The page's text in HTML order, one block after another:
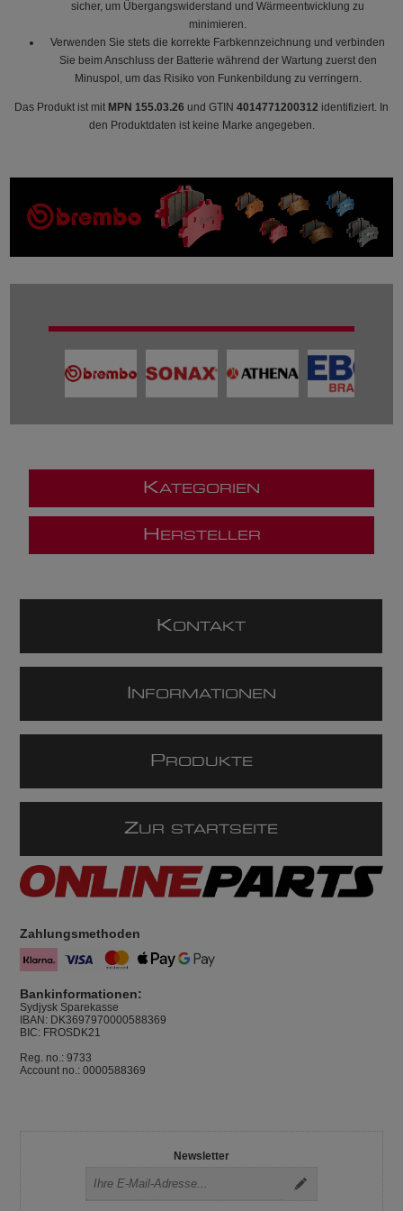
sicher, um Übergangswiderstand und Wärmeentwicklung zu
minimieren.
Verwenden Sie stets die korrekte Farbkennzeichnung und verbinden
Sie beim Anschluss der Batterie während der Wartung zuerst den
Minuspol, um das Risiko von Funkenbildung zu verringern.
Das Produkt ist mit MPN 155.03.26 und GTIN 4014771200312 identifiziert. In
den Produktdaten ist keine Marke angegeben.
KATEGORIEN
H ERSTELLER
KONTAKT
NFORMATIONEN
P RODUKTE
ZUR STARTSEITE
Zahlungsmethoden
Bankinformationen:
Sydjysk Sparekasse
IBAN: DK3697970000588369
BIC: FROSDK21
Reg. no.: 9733
Account no.: 0000588369
Newsletter